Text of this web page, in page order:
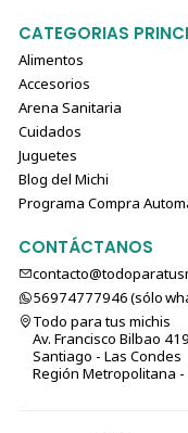
CATEGORIAS
Alimentos
Accesorios
Arena Sanitaria
Cuidados
Juguetes
Blog del Michi
Programa Compra
CONTÁCTANOS
56974777946 (sólo⁣⁣⁣⁣⁣​​​​​​​​​​​​​​​
Todo para tus michis
Av. Francisco Bilbao
Santiago - Las Condes
Región Metropolitana -